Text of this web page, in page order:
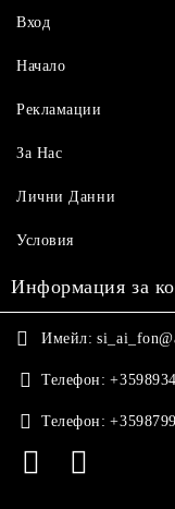
Вход
Начало
Рекламации
За Нас
Лични Данни
Условия
Информация за
Имейл:
Телефон:
Телефон: